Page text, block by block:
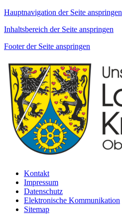
Hauptnavigation der Seite anspringen
Inhaltsbereich der Seite anspringen
Footer der Seite anspringen
Kontakt
Impressum
Datenschutz
Elektronische Kommunikation
Sitemap